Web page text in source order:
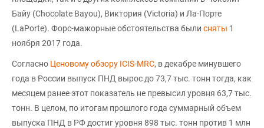
Байу (Chocolate Bayou), Виктория (Victoria) и Ла-Порте
(LaPorte). Форс-мажорные обстоятельства были сняты 1
ноября 2017 года.
Согласно Ценовому обзору ICIS-MRC, в декабре минувшего
года в России выпуск ПНД вырос до 73,7 тыс. тонн тогда, как
месяцем ранее этот показатель не превысил уровня 63,7 тыс.
тонн. В целом, по итогам прошлого года суммарный объем
выпуска ПНД в РФ достиг уровня 898 тыс. тонн против 1 млн